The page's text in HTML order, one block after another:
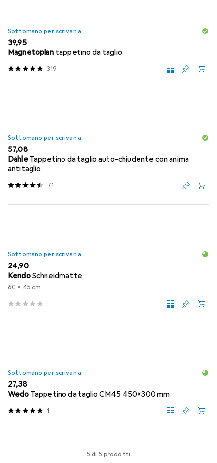
Sottomano per scrivania
EUR
39,95
Magnetoplan tappetino da taglio
319
Sottomano per scrivania
EUR
57,08
Dahle Tappetino da taglio auto-chiudente con anima
antitaglio
71
Sottomano per scrivania
EUR
24,90
Kendo Schneidmatte
60 x 45 cm
Sottomano per scrivania
EUR
27,38
Wedo Tappetino da taglio CM45 450x300 mm
1
5 di 5 prodotti